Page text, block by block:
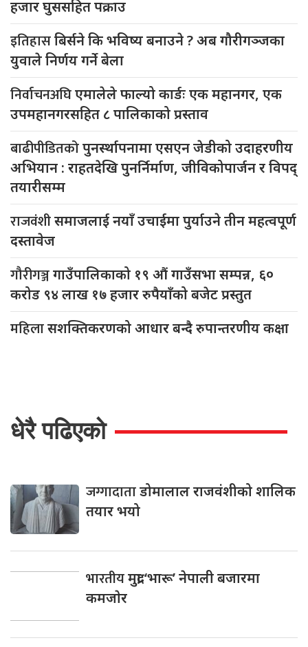
हजार घुससहित पक्राउ
इतिहासबिर्सने कि भविष्य बनाउने ? अब गौरीगञ्जका
युवाले निर्णय गर्ने बेला
निर्वाचनअघिएमालेले फाल्यो कार्डः एक महानगर, एक
उपमहानगरसहित ८ पालिकाको प्रस्ताव
बाढीपीडितकोपुनर्स्थापनामा एसएन जेडीको उदाहरणीय
अभियान : राहतदेखि पुनर्निर्माण, जीविकोपार्जन र विपद्
तयारीसम्म
राजवंशीसमाजलाई नयाँ उचाईमा पुर्याउने तीन महत्वपूर्ण
दस्तावेज
गौरीगञ्जगाउँपालिकाको १९ औं गाउँसभा सम्पन्न, ६०
करोड ९४ लाख १७ हजार रुपैयाँको बजेट प्रस्तुत
महिलासशक्तिकरणको आधार बन्दै रुपान्तरणीय कक्षा
धेरै पढिएको
जग्गादाताडोमालाल राजवंशीको शालिक
तयार भयो
भारतीयमुद्रा ‘भारू’ नेपाली बजारमा
कमजाेर